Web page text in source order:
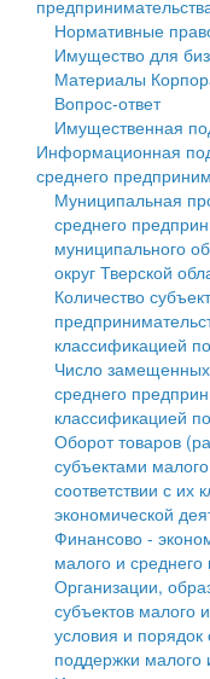
Государственные
Промышленность
Экономика и бизнес
...
Символика
Устав
Гостям округа
Туризм
Культура
Образование
Здравоохранение
Социальная защита
Фотоальбом
муниципального
Администрация
Тверской области
Управление
Открытые данные
Работа с
Муниципальный
Муниципальные
Проекты
Антимонопольный
Противодействие
Финансовое
Бюджет для граждан
Имущество
Выявление
объектов
Имущественная
среднего
Информационная
среднего
Муниципальные
Контрольно-
Персональные
Оценка
Деятельность МУ
Нормативные
Имущество для
Материалы
Вопрос-ответ
Имущественная
Информационная
среднего
Муниципальная
среднего
муниципального
округ Тверской
Количество
классификацией
Число замещенных
среднего
классификацией
Оборот товаров
субъектами
соответствии с их
экономической
Финансово -
малого и
Организации,
субъектов малого
условия и порядок
поддержки малого